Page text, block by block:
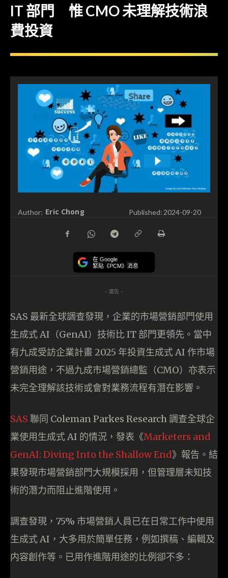
IT 部門 惟 CMO 未理解技術浪
費投資
Author: Eric Chong Published: 2024-09-20
在 Google
緊貼《PCM》消息
- 廣告 -
SAS 最新全球調查發現，企業的市場營銷部門使用
生成式 AI（GenAI）技術比 IT 部門更領先。當中
有九成受訪企業計畫 2025 年投資生成式 AI 作市場
營銷用途，不過九成市場營銷總監（CMO）亦表示
未完全理解該技術或會對業務流程有潛在影響。
SAS 聯同 Coleman Parkes Research 調查全球企
業使用生成式 AI 的情況，發表《Marketers and
GenAI: Diving Into the Shallow End》報告。結
果發現市場營銷部門大規模採用，但管理層未知技
術的潛力而阻止進階使用。
調查發現，75% 市場營銷人員已在日常工作中使用
生成式 AI，大多用於簡單任務，例如撰稿、編輯及
内容創作等。已用作進階用途的比例卻不多：